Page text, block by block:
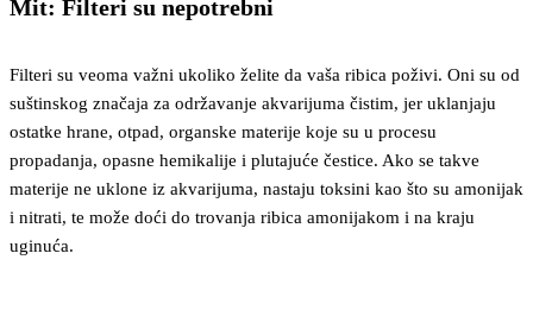
Mit: Filteri su nepotrebni
Filteri su veoma važni ukoliko želite da vaša ribica poživi. Oni su od
suštinskog značaja za održavanje akvarijuma čistim, jer uklanjaju
ostatke hrane, otpad, organske materije koje su u procesu
propadanja, opasne hemikalije i plutajuće čestice. Ako se takve
materije ne uklone iz akvarijuma, nastaju toksini kao što su amonijak
i nitrati, te može doći do trovanja ribica amonijakom i na kraju
uginuća.